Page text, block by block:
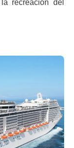
recreación del